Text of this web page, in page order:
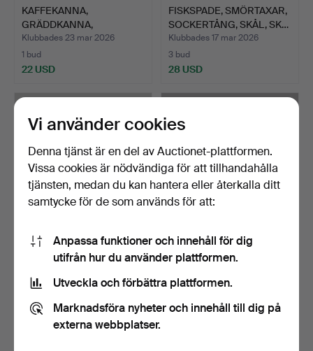
KAFFEKANNA,
GRÄDDKANNA,
SOCKERSKRIN, SMÖR-…
Klubbades 23 mar 2026
1 bud
22 USD
FISKSPADE, SMÖRTAXAR,
SOCKERTÅNG, SKÅL, SK…
Klubbades 17 mar 2026
3 bud
28 USD
12 GAFFLAR, 12 KNIVAR, 12
SKEDAR, BESTICK,…
1 bud
22 USD
SALT- OCH PEPPARKAR,
GALLERSKÅL, SMÖRKNIV,
1 bud
22 USD
Vi använder cookies
Denna tjänst är en del av Auctionet-plattformen.
Vissa cookies är nödvändiga för att tillhandahålla
tjänsten, medan du kan hantera eller återkalla ditt
samtycke för de som används för att:
Anpassa funktioner och innehåll för dig
utifrån hur du använder plattformen.
Utveckla och förbättra plattformen.
Marknadsföra nyheter och innehåll till dig på
externa webbplatser.